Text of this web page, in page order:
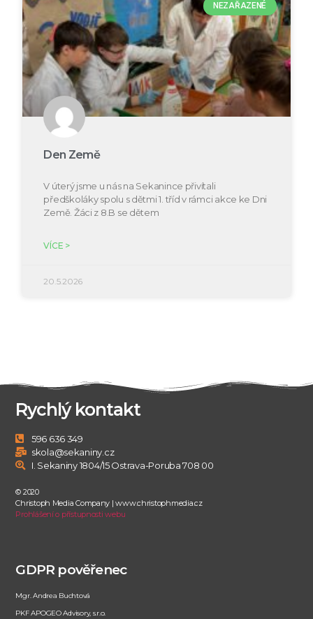
NEZAŘAZENÉ
Den Země
V úterý jsme u nás na Sekanince přivítali
předškoláky spolu s dětmi 1. tříd v rámci akce ke Dni
Země. Žáci z 8.B se dětem
VÍCE >
20.5.2026
Rychlý kontakt
596 636 349
skola@sekaniny.cz
I. Sekaniny 1804/15 Ostrava-Poruba 708 00
© 2020
Christoph Media Company | www.christophmedia.cz
Prohlášení o přístupnosti webu
GDPR pověřenec
Mgr. Andrea Buchtová
PKF APOGEO Advisory, s.r.o.